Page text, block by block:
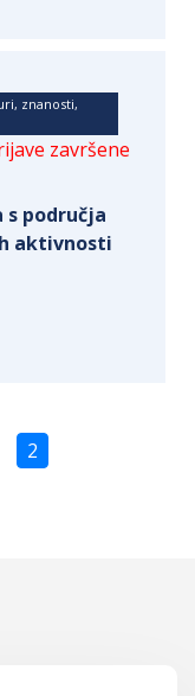
znanosti,
završene
područja
aktivnosti
2